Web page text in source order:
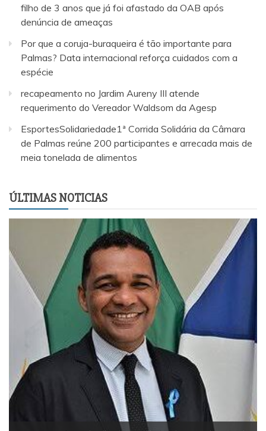
filho de 3 anos que já foi afastado da OAB após
denúncia de ameaças
Por que a coruja-buraqueira é tão importante para
Palmas? Data internacional reforça cuidados com a
espécie
recapeamento no Jardim Aureny III atende
requerimento do Vereador Waldsom da Agesp
EsportesSolidariedade1ª Corrida Solidária da Câmara
de Palmas reúne 200 participantes e arrecada mais de
meia tonelada de alimentos
ÚLTIMAS NOTICIAS